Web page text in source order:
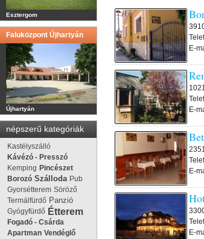
Esztergom
Faluközpont Újhartyán
Újhartyán
népszerű kategóriák
Kastélyszálló
Kávézó - Presszó
Kemping Pincészet
Borozó Szálloda Pub
Gyorsétterem Söröző
Termálfürdő Panzió
Gyógyfürdő Étterem
Fogadó - Csárda
Apartman Vendéglő
E-
E-
E-
E-